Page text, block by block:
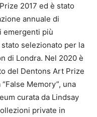
2017 ed è stato
annuale di
emergenti più
stato selezionato per la
di Londra. Nel 2020 è
del Dentons Art Prize
Memory”, una
curata da Lindsay
private in